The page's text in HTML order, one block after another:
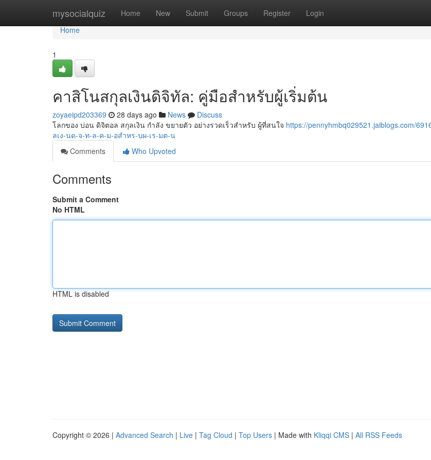
mysocialquiz Home New Submit Groups Register Login
Home
Home
1
คาสิโนสกุลเงินดิจิทัล: คู่มือสำหรับผู้เริ่มต้น
zoyaeipd203369 28 days ago News
Discuss
โลกของ บ่อน ดิจิตอล สกุลเงิน กำลัง ขยายตัว อย่างรวดเร็วสำหรับ ผู้ที่สนใจ https://pennyhmbq029521.jaiblogs.com/
ลเง-นด-จ-ท-ล-ค-ม-อสำหร-บผ-เร-มต-น
Comments
Who Upvoted
Comments
Submit a Comment
No HTML
HTML is disabled
Copyright © 2026 | Advanced Search | Live | Tag Cloud | Top Users | Made with Kliqqi CMS | All RSS Feeds